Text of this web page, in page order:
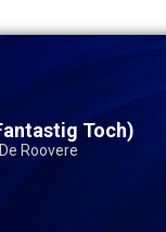
Toch)
Roovere